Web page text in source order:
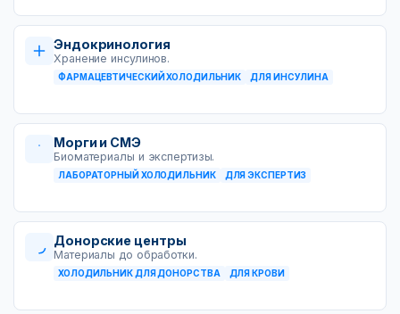
Эндокринология
Хранение инсулинов.
ФАРМАЦЕВТИЧЕСКИЙ ХОЛОДИЛЬНИК ДЛЯ ИНСУЛИНА
Морги и СМЭ
Биоматериалы и экспертизы.
ЛАБОРАТОРНЫЙ ХОЛОДИЛЬНИК ДЛЯ ЭКСПЕРТИЗ
Донорские центры
Материалы до обработки.
ХОЛОДИЛЬНИК ДЛЯ ДОНОРСТВА ДЛЯ КРОВИ